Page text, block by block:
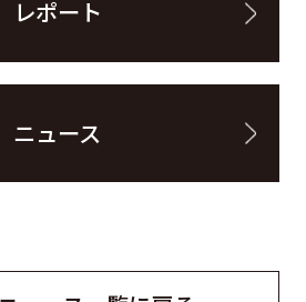
レポート
ニュース